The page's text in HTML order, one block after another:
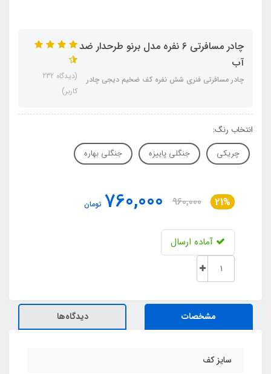
چادر مسافرتی 6 نفره مدل برنو طرحدار ضد
آب
چادر مسافرتی فنری شش نفره کف ضخیم دیجی چادر
(دیدگاه 232
کاربر)
انتخاب رنگ:
چریکی
جنگلی پاییزه جنگلی بهاره
21%
960,000
760,000 تومان
آماده ارسال
مشخصات دیدگاه‌ها
سایز کف